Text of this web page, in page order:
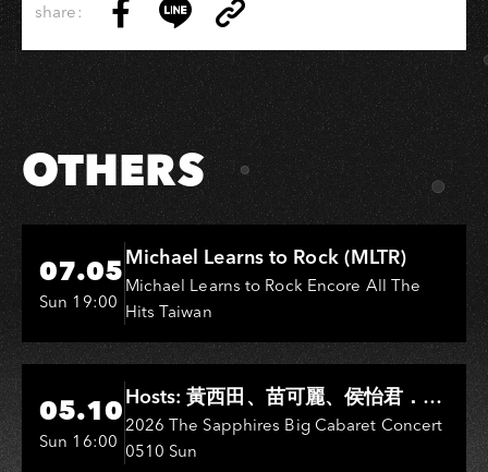
share:
on
Facebook
on
LINE
Link
Copy
Link
OTHERS
Hi-Ing Music Hall
07.05
Sun 19:00
Michael Learns to Rock (MLTR)
Michael Learns to Rock Encore All The
Hits Taiwan
Hi-Ing Music Hall
05.10
Sun 16:00
Hosts: 黃西田、苗可麗、侯怡君．
Entertainers: 葉啟田、鳥來嬤-吳
敏、王彩樺、王瑞霞、吳淑敏、施文
2026 The Sapphires Big Cabaret Concert
0510 Sun